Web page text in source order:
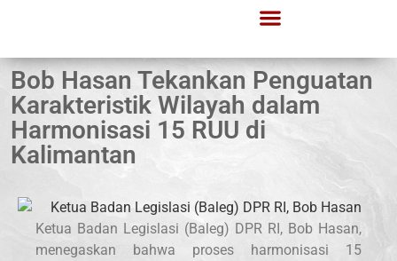
Bob Hasan Tekankan Penguatan
Karakteristik Wilayah dalam
Harmonisasi 15 RUU di
Kalimantan
Ketua Badan Legislasi (Baleg) DPR RI, Bob Hasan,
menegaskan bahwa proses harmonisasi 15